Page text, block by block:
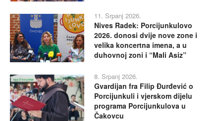
11. Srpanj 2026.
Nives Radek: Porcijunkulovo
2026. donosi dvije nove zone i
velika koncertna imena, a u
duhovnoj zoni i “Mali Asiz”
8. Srpanj 2026.
Gvardijan fra Filip Đurđević o
Porcijunkuli i vjerskom dijelu
programa Porcijunkulova u
Čakovcu